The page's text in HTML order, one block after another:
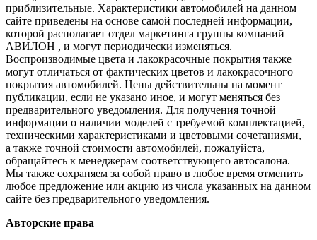
приблизительные. Характеристики автомобилей на данном
сайте приведены на основе самой последней информации,
которой располагает отдел маркетинга группы компаний
АВИЛОН , и могут периодически изменяться.
Воспроизводимые цвета и лакокрасочные покрытия также
могут отличаться от фактических цветов и лакокрасочного
покрытия автомобилей. Цены действительны на момент
публикации, если не указано иное, и могут меняться без
предварительного уведомления. Для получения точной
информации о наличии моделей с требуемой комплектацией,
техническими характеристиками и цветовыми сочетаниями,
а также точной стоимости автомобилей, пожалуйста,
обращайтесь к менеджерам соответствующего автосалона.
Мы также сохраняем за собой право в любое время отменить
любое предложение или акцию из числа указанных на данном
сайте без предварительного уведомления.
Авторские права